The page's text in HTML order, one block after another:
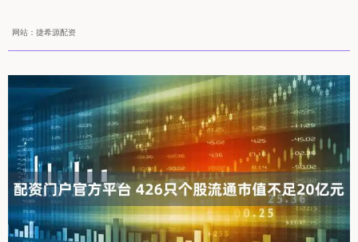
网站：捷希源配资